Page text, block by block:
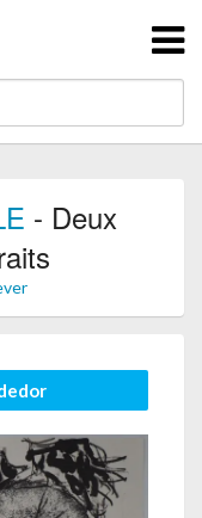
- Deux